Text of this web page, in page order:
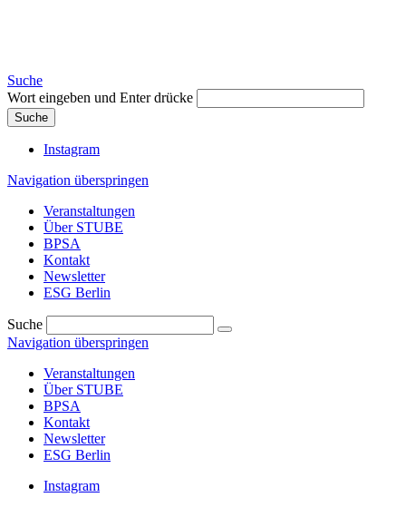
Suche
Wort eingeben und Enter drücke
Suche
Instagram
Navigation überspringen
Veranstaltungen
Über STUBE
BPSA
Kontakt
Newsletter
ESG Berlin
Suche
Navigation überspringen
Veranstaltungen
Über STUBE
BPSA
Kontakt
Newsletter
ESG Berlin
Instagram